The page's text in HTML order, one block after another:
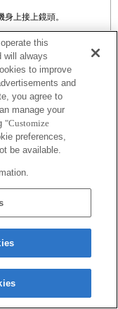
上接上鏡頭。
：可使用自動對焦功能
動對焦的速度會比使用 E
至 7 秒的時間。 此數值可能
焦功能在錄製影片時無法
作雜音。
間使畫面變得更亮。
this
will always
to improve
and
you agree to
manage your
"Customize
preferences,
be available.